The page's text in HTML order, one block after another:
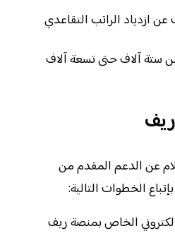
ازدياد الراتب التقاعدي
ستة آلاف حتى تسعة آلاف
عن الدعم المقدم من
الخطوات التالية:
الخاص بمنصة ريف